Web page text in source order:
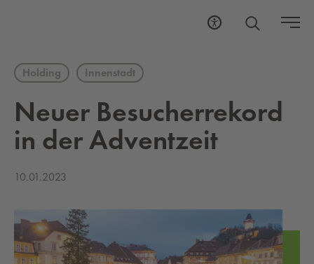
Holding Innenstadt
Neuer Be­su­cher­re­kord
in der Ad­v­ent­zeit
10.01.2023